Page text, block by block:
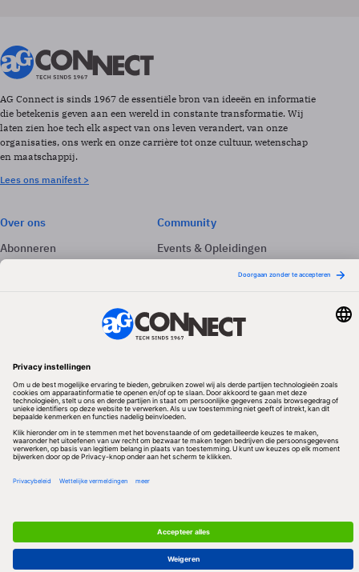
AG Connect is sinds 1967 de essentiële bron van ideeën en informatie
die betekenis geven aan een wereld in constante transformatie. Wij
laten zien hoe tech elk aspect van ons leven verandert, van onze
organisaties, ons werk en onze carrière tot onze cultuur, wetenschap
en maatschappij.
Lees ons manifest >
Over ons
Abonneren
Adverteren
Community
Events & Opleidingen
Volg ons
Redactionele partner
Algemene Voorwaarden & Copyrights